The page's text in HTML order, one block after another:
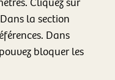
Cliquez sur
la section
Dans
bloquer les